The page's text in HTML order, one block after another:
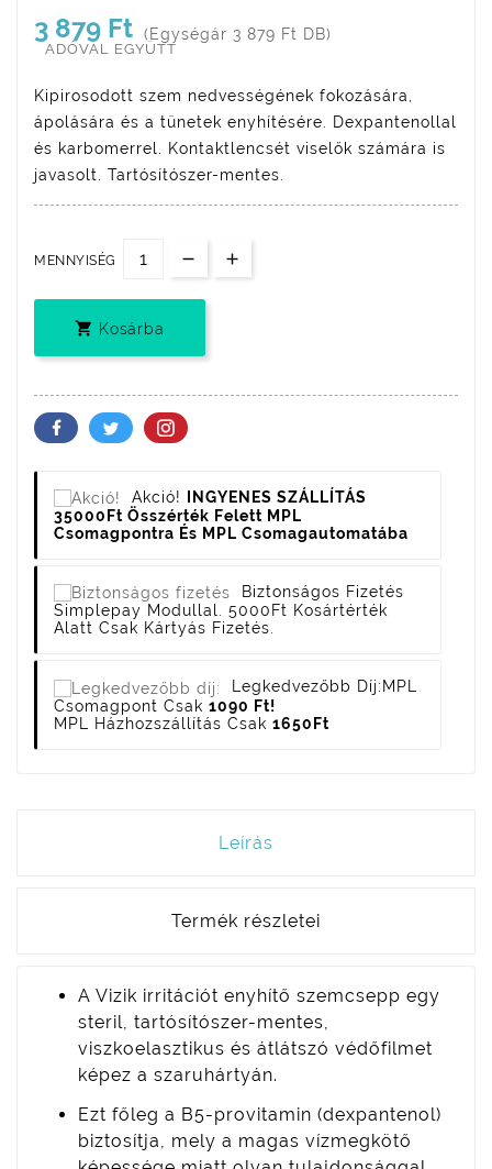
3 879 Ft (Egységár 3 879 Ft DB)
ADÓVAL EGYÜTT
Kipirosodott szem nedvességének fokozására,
ápolására és a tünetek enyhítésére. Dexpantenollal
és karbomerrel. Kontaktlencsét viselők számára is
javasolt. Tartósítószer-mentes.
MENNYISÉG
 Kosárba
Akció!
INGYENES SZÁLLÍTÁS
35000Ft Összérték Felett MPL
Csomagpontra És MPL Csomagautomatába
Biztonságos Fizetés
Simplepay Modullal. 5000Ft Kosártérték
Alatt Csak Kártyás Fizetés.
Legkedvezőbb Díj: MPL
Csomagpont Csak 1090 Ft!
MPL Házhozszállítás Csak 1650Ft
Leírás
Termék részletei
A Vizik irritációt enyhítő szemcsepp egy
steril, tartósítószer-mentes,
viszkoelasztikus és átlátszó védőfilmet
képez a szaruhártyán.
Ezt főleg a B5-provitamin (dexpantenol)
biztosítja, mely a magas vízmegkötő